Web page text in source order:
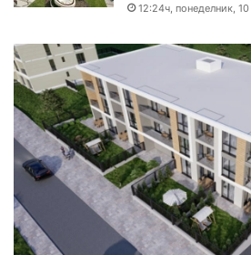
12:24ч, понеделник,